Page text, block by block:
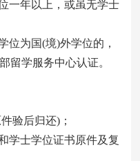
一年以上，或虽无学士
位为国(境)外学位的，
留学服务中心认证。
验后归还)；
士学位证书原件及复